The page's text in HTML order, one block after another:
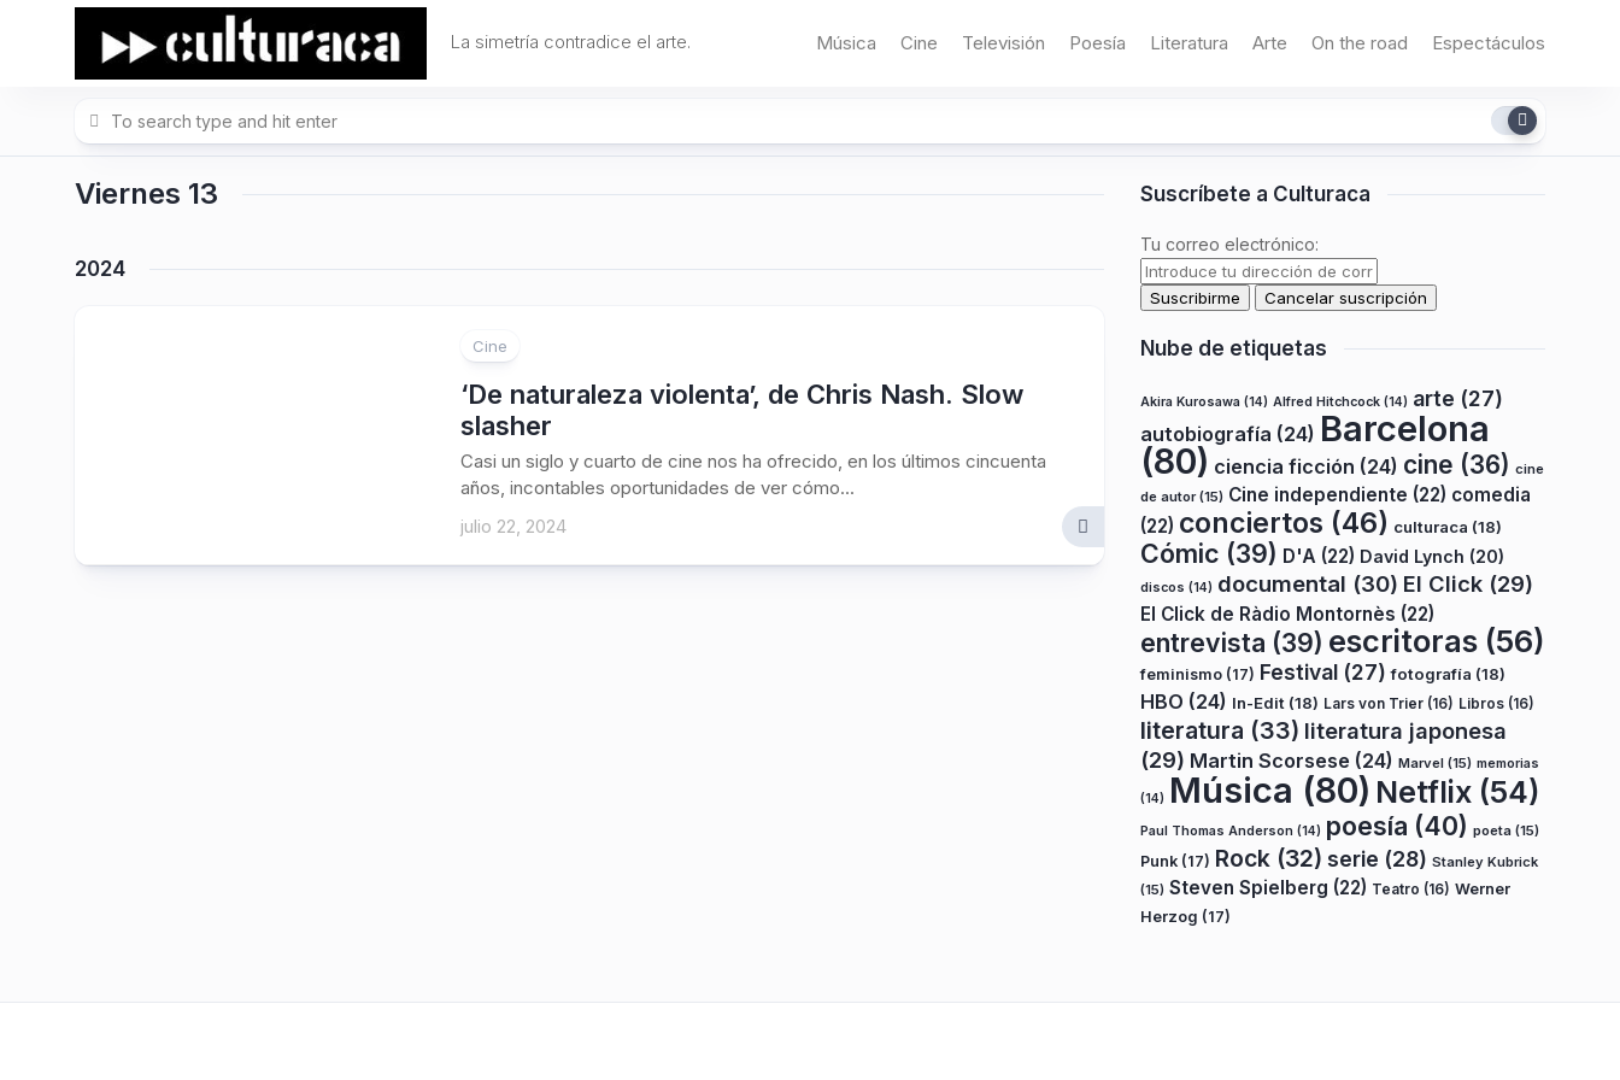
La simetría contradice el arte. Música Cine Televisión Poesía Literatura Arte On the road Espectáculos
Viernes 13
2024
Cine
‘De naturaleza violenta’, de Chris Nash. Slow
slasher
Casi un siglo y cuarto de cine nos ha ofrecido, en los últimos cincuenta
años, incontables oportunidades de ver cómo...
julio 22, 2024
Suscríbete a Culturaca
Tu correo electrónico:
Nube de etiquetas
Akira Kurosawa (14) Alfred Hitchcock (14) arte (27)
autobiografía (24) Barcelona
(80) ciencia ficción (24) cine (36) cine
de autor(15) Cine independiente (22) comedia
(22) conciertos (46) culturaca (18)
Cómic (39) D'A (22) David Lynch (20)
discos (14) documental (30) El Click (29)
El Click de Ràdio Montornès (22)
entrevista (39) escritoras (56)
feminismo (17) Festival (27) fotografía (18)
HBO (24) In-Edit (18) Lars von Trier (16) Libros (16)
literatura (33) literatura japonesa
(29) Martin Scorsese (24) Marvel (15) memorias
(14) Música (80) Netflix (54)
Paul Thomas Anderson (14) poesía (40) poeta (15)
Punk (17) Rock (32) serie (28) Stanley Kubrick
(15) Steven Spielberg (22) Teatro (16) Werner
Herzog (17)